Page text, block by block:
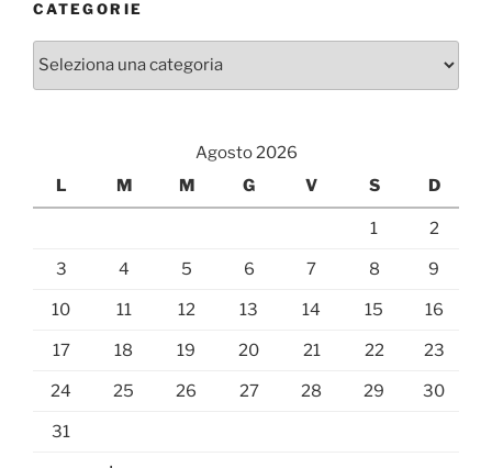
CATEGORIE
Categorie
Agosto 2026
L
M M G V S D
1 2
3 4 5 6 7 8 9
10 11 12 13 14 15 16
17 18 19 20 21 22 23
24 25 26 27 28 29 30
31